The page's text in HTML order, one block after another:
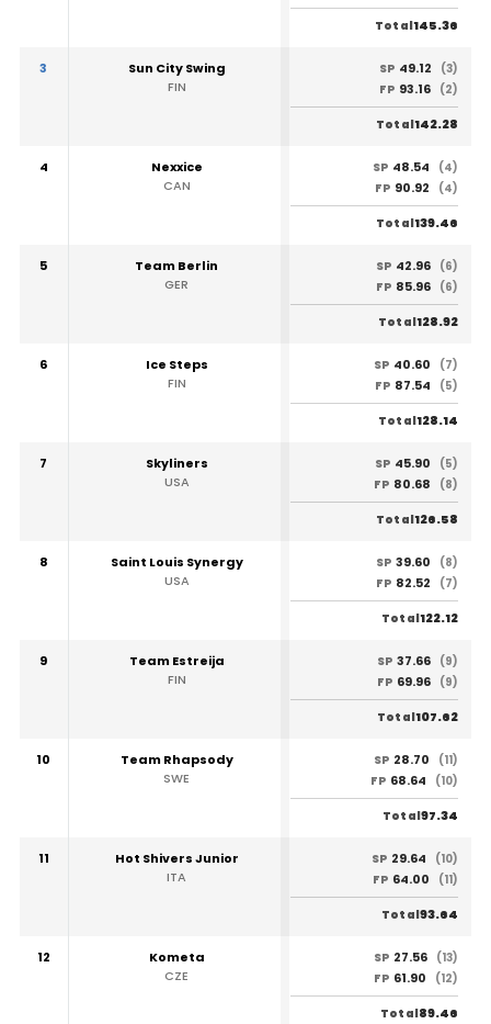
Total145.36
3
Sun City Swing
FIN
SP 49.12
(3)
FP 93.16 (2)
Total142.28
4
Nexxice
CAN
SP 48.54
(4)
FP 90.92 (4)
Total139.46
5
Team Berlin
GER
SP 42.96 (6)
FP 85.96 (6)
Total128.92
6
Ice Steps
FIN
SP 40.60
(7)
FP 87.54 (5)
Total128.14
7
Skyliners
USA
SP 45.90
(5)
FP 80.68 (8)
Total126.58
8
Saint Louis Synergy
USA
SP 39.60
(8)
FP 82.52 (7)
Total122.12
9
Team Estreija
FIN
SP 37.66 (9)
FP 69.96 (9)
Total107.62
10
Team Rhapsody
SWE
SP 28.70
(11)
FP 68.64 (10)
Total97.34
11
Hot Shivers Junior
ITA
SP 29.64
(10)
FP 64.00 (11)
Total93.64
12
Kometa
CZE
SP 27.56 (13)
FP 61.90 (12)
Total89.46